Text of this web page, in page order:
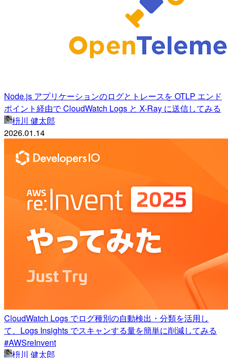
Node.js アプリケーションのログとトレースを OTLP エンド
ポイント経由で CloudWatch Logs と X-Ray に送信してみる
枡川 健太郎
2026.01.14
CloudWatch Logs でログ種別の自動検出・分類を活用し
て、Logs Insights でスキャンする量を簡単に削減してみる
#AWSreInvent
枡川 健太郎